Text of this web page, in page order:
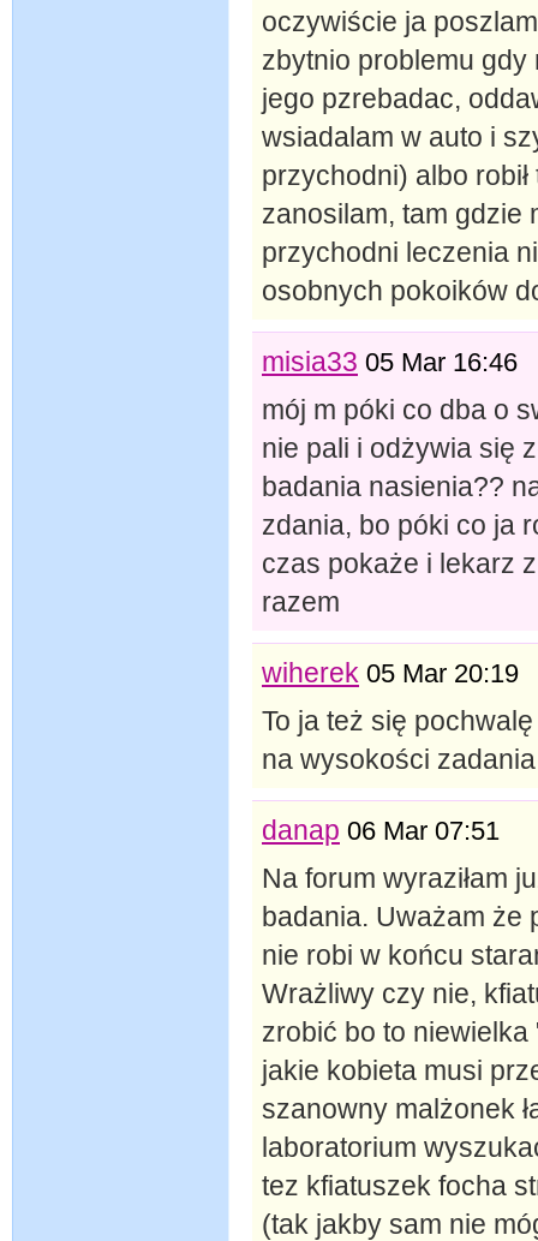
oczywiście ja
zbytnio problemu
jego pzrebadac,
wsiadalam w auto i
przychodni) albo
zanosilam, tam gdzie
przychodni leczenia
osobnych pokoików
misia33 05 Mar 16:46
mój m póki co dba o
nie pali i odżywia się
badania nasienia??
zdania, bo póki co ja
czas pokaże i lekarz
razem
wiherek 05 Mar 20:19
To ja też się
na wysokości
danap 06 Mar 07:51
Na forum wyraziłam
badania. Uważam że
nie robi w końcu
Wrażliwy czy nie,
zrobić bo to
jakie kobieta musi
szanowny malżonek
laboratorium
tez kfiatuszek focha
(tak jakby sam nie